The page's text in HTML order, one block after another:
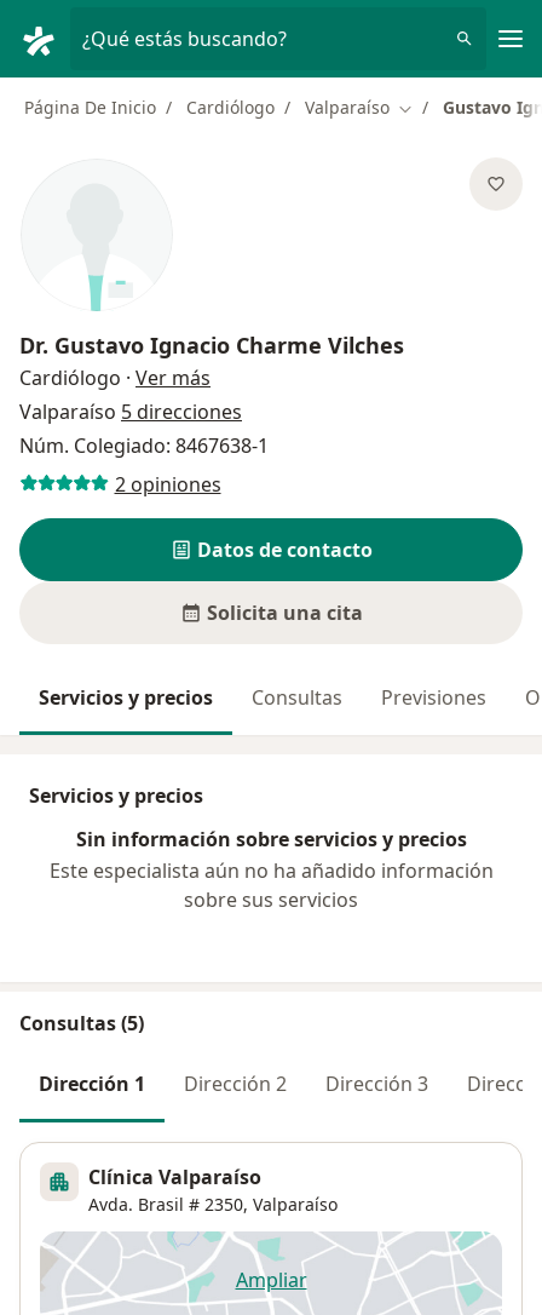
¿Qué estás buscando?
Página De Inicio Cardiólogo Valparaíso Cambiar de
Gustavo
Dr. Gustavo Ignacio Charme Vilches
Cardiólogo · Ver más
Valparaíso 5 direcciones
Núm. Colegiado: 8467638-1
2 opiniones
Datos de contacto
Solicita una cita
Servicios y precios Consultas Previsiones
Servicios y precios
Sin información sobre servicios y precios
Este especialista aún no ha añadido información
sobre sus servicios
Consultas (5)
Dirección 1 Dirección 2 Dirección 3
Clínica Valparaíso
Avda. Brasil # 2350, Valparaíso
Ampliarse abre en una nueva